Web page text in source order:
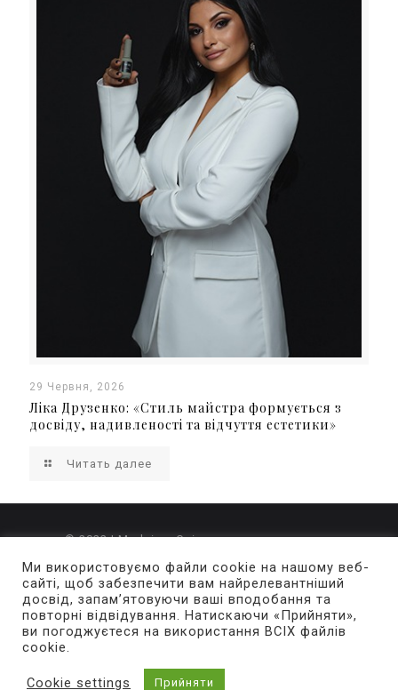
29 Червня, 2026
Ліка Друзенко: «Стиль майстра формується з
досвіду, надивленості та відчуття естетики»
Читать далее
© 2022 | Merlaine. Свідоцтво про державну
За зміст і достовірність рекламної інформації
відповідальність несе рекламодавець. Думки
авторів публікацій не завжди збігаються з точкою
зору редакції. Повний або частковий передрук
матеріалів журналу заборонено без письмового
дозволу редакції.
Ми використовуємо файли cookie на нашому веб-
сайті, щоб забезпечити вам найрелевантніший
досвід, запам’ятовуючи ваші вподобання та
повторні відвідування. Натискаючи «Прийняти»,
ви погоджуєтеся на використання ВСІХ файлів
cookie.
Cookie settings Прийняти